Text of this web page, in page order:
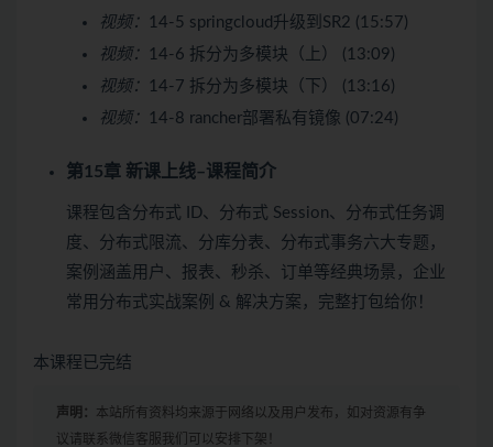
视频：
14-5 springcloud升级到SR2 (15:57)
视频：
14-6 拆分为多模块（上） (13:09)
视频：
14-7 拆分为多模块（下） (13:16)
视频：
14-8 rancher部署私有镜像 (07:24)
第15章 新课上线–课程简介
课程包含分布式 ID、分布式 Session、分布式任务调
度、分布式限流、分库分表、分布式事务六大专题，
案例涵盖用户、报表、秒杀、订单等经典场景，企业
常用分布式实战案例 & 解决方案，完整打包给你！
本课程已完结
声明： 本站所有资料均来源于网络以及用户发布，如对资源有争
议请联系微信客服我们可以安排下架！